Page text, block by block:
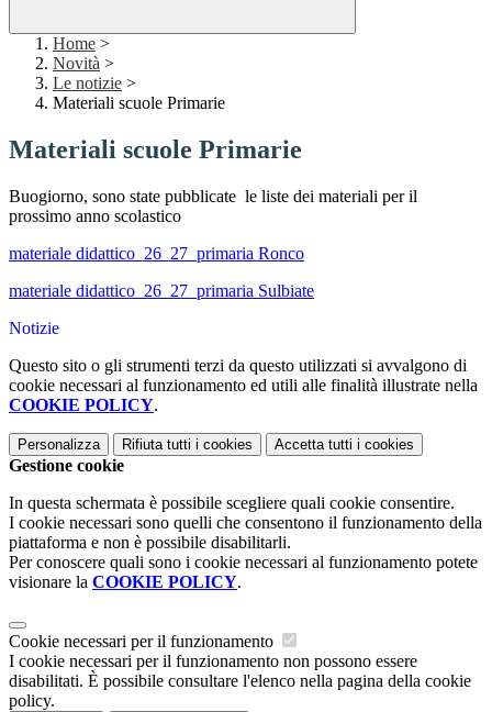
Home >
Novità >
Le notizie >
Materiali scuole Primarie
Materiali scuole Primarie
Buogiorno, sono state pubblicate le liste dei materiali per il
prossimo anno scolastico
materiale didattico_26_27_primaria Ronco
materiale didattico_26_27_primaria Sulbiate
Notizie
Questo sito o gli strumenti terzi da questo utilizzati si avvalgono di
cookie necessari al funzionamento ed utili alle finalità illustrate nella
COOKIE POLICY.
Personalizza Rifiuta tutti i cookies Accetta tutti i cookies
Gestione cookie
In questa schermata è possibile scegliere quali cookie consentire.
I cookie necessari sono quelli che consentono il funzionamento della
piattaforma e non è possibile disabilitarli.
Per conoscere quali sono i cookie necessari al funzionamento potete
visionare la COOKIE POLICY.
Cookie necessari per il funzionamento
I cookie necessari per il funzionamento non possono essere
disabilitati. È possibile consultare l'elenco nella pagina della cookie
policy.